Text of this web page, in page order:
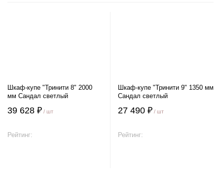
Шкаф-купе "Тринити 8" 2000
мм Сандал светлый
39 628 ₽ / шт
Рейтинг:
Шкаф-купе "Тринити 9" 1350 мм
Сандал светлый
27 490 ₽ / шт
Рейтинг: